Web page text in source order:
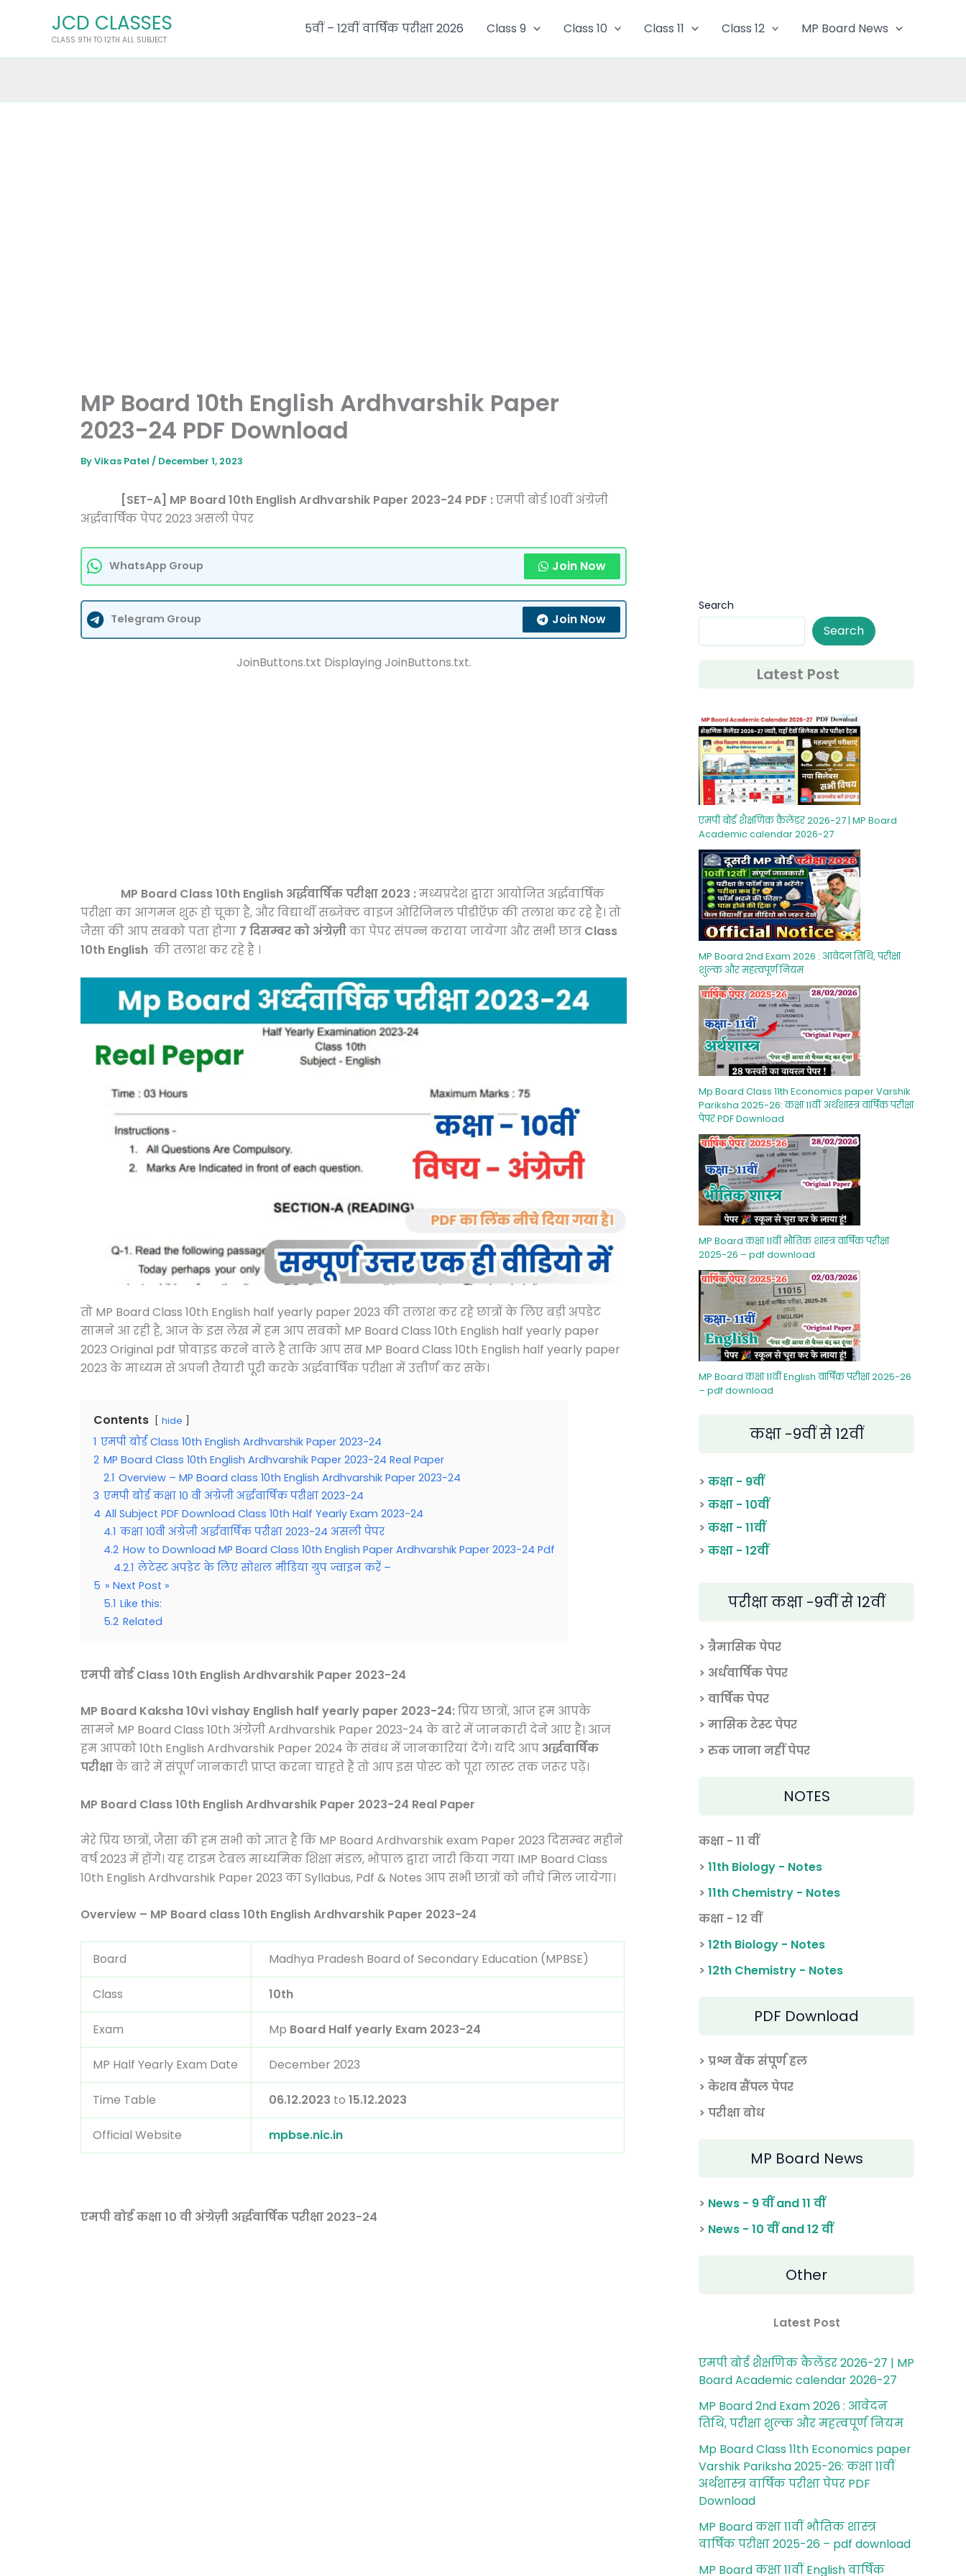
JCD CLASSES
CLASS 9TH TO 12TH ALL SUBJECT
5वीं – 12वीं वार्षिक परीक्षा 2026 Class 9 Class 10 Class 11 Class 12 MP Board News
MP Board 10th English Ardhvarshik Paper
2023-24 PDF Download
ByVikas Patel / December 1, 2023
[SET-A] MP Board 10th English Ardhvarshik Paper 2023-24 PDF :एमपी बोर्ड 10वीं अंग्रेज़ी
अर्द्धवार्षिक पेपर 2023 असली पेपर
WhatsApp Group Join Now
Telegram Group Join Now
JoinButtons.txt Displaying JoinButtons.txt.
MP Board Class 10th English अर्द्धवार्षिक परीक्षा 2023 :मध्यप्रदेश द्वारा आयोजित अर्द्धवार्षिक
परीक्षा का आगमन शुरू हो चूका है, और विद्यार्थी सब्जेक्ट वाइज ओरिजिनल पीडीऍफ़ की तलाश कर रहे है। तो
जैसा की आप सबको पता होगा 7 दिसम्बर को अंग्रेज़ीका पेपर संपन्न कराया जायेगा और सभी छात्र Class
10th English की तलाश कर रहे है ।
तो MP Board Class 10th English half yearly paper 2023 की तलाश कर रहे छात्रों के लिए बड़ी अपडेट
सामने आ रही है, आज के इस लेख में हम आप सबको MP Board Class 10th English half yearly paper
2023 Original pdf प्रोवाइड करने वाले है ताकि आप सब MP Board Class 10th English half yearly paper
2023 के माध्यम से अपनी तैयारी पूरी करके अर्द्धवार्षिक परीक्षा में उत्तीर्ण कर सके।
Contents hide
1 एमपी बोर्ड Class 10th English Ardhvarshik Paper 2023-24
2 MP Board Class 10th English Ardhvarshik Paper 2023-24 Real Paper
2.1 Overview – MP Board class 10th English Ardhvarshik Paper 2023-24
3 एमपी बोर्ड कक्षा 10 वी अंग्रेज़ी अर्द्धवार्षिक परीक्षा 2023-24
4 All Subject PDF Download Class 10th Half Yearly Exam 2023-24
4.1 कक्षा 10वी अंग्रेज़ी अर्द्धवार्षिक परीक्षा 2023-24 असली पेपर
4.2 How to Download MP Board Class 10th English Paper Ardhvarshik Paper 2023-24 Pdf
4.2.1 लेटेस्ट अपडेट के लिए सोशल मीडिया ग्रुप ज्वाइन करें –
5 » Next Post »
5.1 Like this:
5.2 Related
एमपी बोर्ड Class 10th English Ardhvarshik Paper 2023-24
MP Board Kaksha 10vi vishay English half yearly paper 2023-24:प्रिय छात्रों, आज हम आपके
सामने MP Board Class 10th अंग्रेज़ी Ardhvarshik Paper 2023-24 के बारे में जानकारी देने आए हैं। आज
हम आपको 10th English Ardhvarshik Paper 2024 के संबंध में जानकारियां देंगे। यदि आप अर्द्धवार्षिक
परीक्षाके बारे में संपूर्ण जानकारी प्राप्त करना चाहते हैं तो आप इस पोस्ट को पूरा लास्ट तक जरूर पढ़ें।
MP Board Class 10th English Ardhvarshik Paper 2023-24 Real Paper
मेरे प्रिय छात्रों, जैसा की हम सभी को ज्ञात है कि MP Board Ardhvarshik exam Paper 2023 दिसम्बर महीने
वर्ष 2023 में होंगे। यह टाइम टेबल माध्यमिक शिक्षा मंडल, भोपाल द्वारा जारी किया गया IMP Board Class
10th English Ardhvarshik Paper 2023 का Syllabus, Pdf & Notes आप सभी छात्रों को नीचे मिल जायेगा।
Overview – MP Board class 10th English Ardhvarshik Paper 2023-24
Board Madhya Pradesh Board of Secondary Education (MPBSE)
Class 10th
Exam Mp Board Half yearly Exam 2023-24
MP Half Yearly Exam Date December 2023
Time Table 06.12.2023 to 15.12.2023
Official Website mpbse.nic.in
एमपी बोर्ड कक्षा 10 वी अंग्रेज़ी अर्द्धवार्षिक परीक्षा 2023-24
Search
Search
Latest Post
एमपी बोर्ड शैक्षणिक कैलेंडर 2026-27 | MP Board
Academic calendar 2026-27
MP Board 2nd Exam 2026 : आवेदन तिथि, परीक्षा
शुल्‍क और महत्‍वपूर्ण नियम
Mp Board Class 11th Economics paper Varshik
Pariksha 2025-26: कक्षा 11वीं अर्थशास्‍त्र वार्षिक परीक्षा
पेपर PDF Download
MP Board कक्षा 11वीं भौतिक शास्‍त्र वार्षिक परीक्षा
2025-26 – pdf download
MP Board कक्षा 11वीं English वार्षिक परीक्षा 2025-26
– pdf download
कक्षा -9वीं से 12वीं
> कक्षा - 9वीं
> कक्षा - 10वीं
> कक्षा - 11वीं
> कक्षा - 12वीं
परीक्षा कक्षा -9वीं से 12वीं
> त्रैमासिक पेपर
> अर्धवार्षिक पेपर
> वार्षिक पेपर
> मासिक टेस्ट पेपर
> रुक जाना नहीं पेपर
NOTES
कक्षा - 11 वीं
> 11th Biology - Notes
> 11th Chemistry - Notes
कक्षा - 12 वीं
> 12th Biology - Notes
> 12th Chemistry - Notes
PDF Download
> प्रश्न बैंक संपूर्ण हल
> केशव सैंपल पेपर
> परीक्षा बोध
MP Board News
> News - 9 वीं and 11 वीं
> News - 10 वीं and 12 वीं
Other
Latest Post
एमपी बोर्ड शैक्षणिक कैलेंडर 2026-27 | MP
Board Academic calendar 2026-27
MP Board 2nd Exam 2026 : आवेदन
तिथि, परीक्षा शुल्‍क और महत्‍वपूर्ण नियम
Mp Board Class 11th Economics paper
Varshik Pariksha 2025-26: कक्षा 11वीं
अर्थशास्‍त्र वार्षिक परीक्षा पेपर PDF
Download
MP Board कक्षा 11वीं भौतिक शास्‍त्र
वार्षिक परीक्षा 2025-26 – pdf download
MP Board कक्षा 11वीं English वार्षिक